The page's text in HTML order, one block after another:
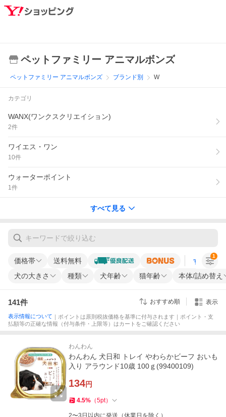
ペットファミリー アニマルボンズ
ペットファミリー アニマルボンズ ブランド別 W
カテゴリ
WANX(ワンクスクリエイション)
2件
ワイエス・ワン
10件
ウォーターポイント
1件
すべて見る
価格帯 送料無料 すべての条
犬の大きさ 種類 犬年齢 猫年齢 本体/詰め替え
1
141件 おすすめ順 表示
表示情報について ｜ポイントは原則税抜価格を基準に付与されます｜ポイント・支
払額等の正確な情報（付与条件・上限等）はカートをご確認ください
わんわん
わんわん 犬日和 トレイ やわらかビーフ おいも
入り アラウンド10歳 100ｇ(99400109)
134円
4.5% （5pt）
2〜3日以内に発送（休業日を除く）